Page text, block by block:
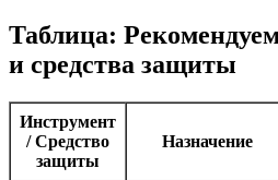
Таблица:
и средства защиты
Инструмент
/ Средство
защиты
Назначение